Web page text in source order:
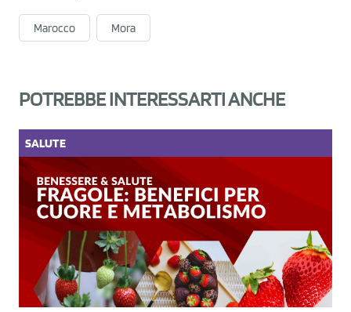
Marocco Mora
POTREBBE INTERESSARTI ANCHE
SALUTE